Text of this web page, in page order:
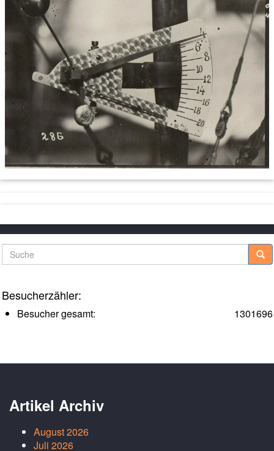
Suche
Besucherzähler:
1301696
Besucher gesamt:
Artikel Archiv
August 2026
Juli 2026